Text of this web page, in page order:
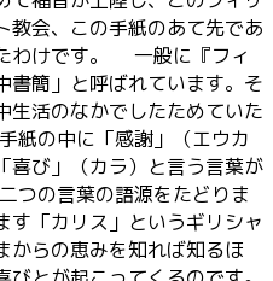
教会、この手紙のあて先であ
わけです。 一般に『フィ
書簡」と呼ばれています。そ
生活のなかでしたためていた
の中に「感謝」（エウカ
喜び」（カラ）と言う言葉が
つの言葉の語源をたどりま
す「カリス」というギリシャ
からの恵みを知れば知るほ